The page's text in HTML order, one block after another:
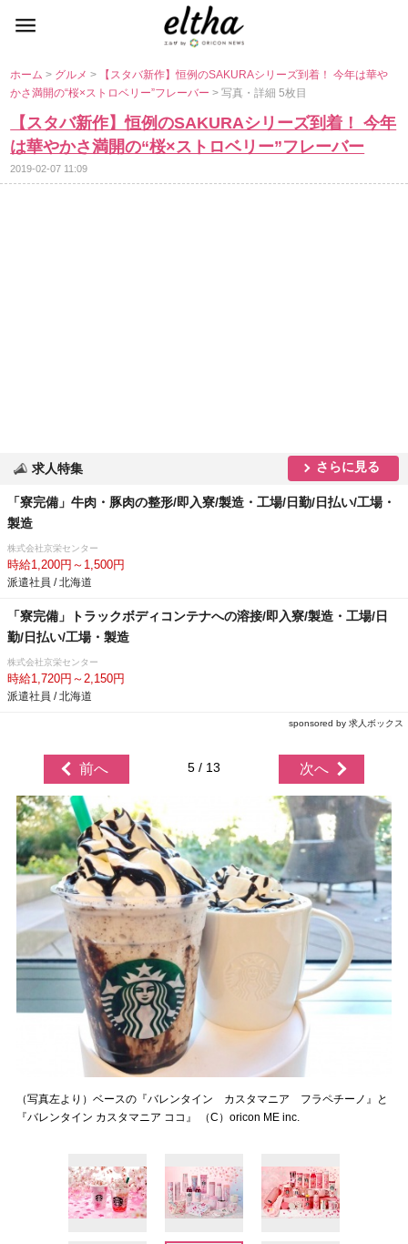
ホーム> グルメ>
【スタバ新作】恒例のSAKURAシリーズ到着！ 今年は華
かさ満開の“桜×ストロベリー”フレーバー> 写真・詳細 5枚目
【スタバ新作】恒例のSAKURAシリーズ到着！ 今年
は華やかさ満開の“桜×ストロベリー”フレーバー
2019-02-07 11:09
求人特集 さらに見る
「寮完備」牛肉・豚肉の整形/即入寮/製造・工場/日勤/日払い/工場・
製造
株式会社京栄センター
時給1,200円～1,500円
派遣社員 / 北海道
「寮完備」トラックボディコンテナへの溶接/即入寮/製造・工場/日
勤/日払い/工場・製造
株式会社京栄センター
時給1,720円～2,150円
派遣社員 / 北海道
sponsored by 求人ボックス
前へ 5 / 13 次へ
（写真左より）ベースの『バレンタイン カスタマニア フラペチーノ』と
『バレンタイン カスタマニア ココ』 （C）oricon ME inc.